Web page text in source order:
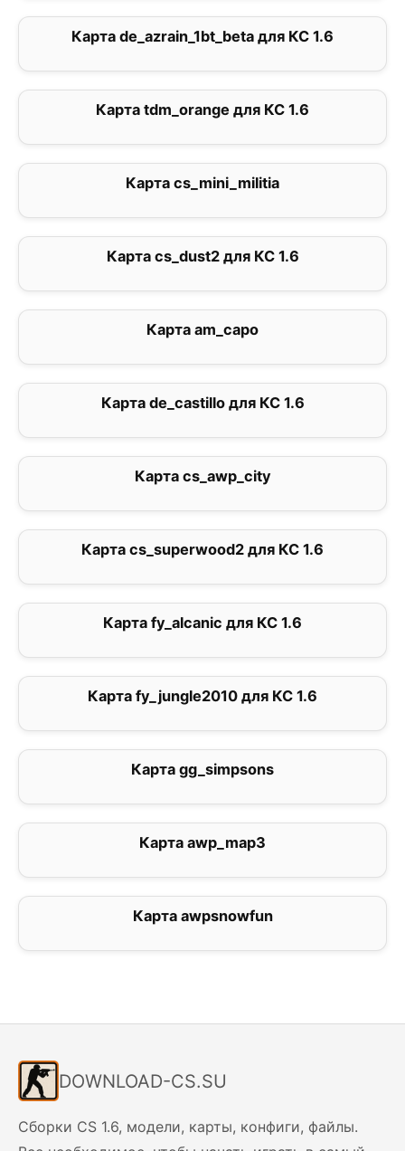
Карта de_azrain_1bt_beta для КС 1.6
Карта tdm_orange для КС 1.6
Карта cs_mini_militia
Карта cs_dust2 для КС 1.6
Карта am_capo
Карта de_castillo для КС 1.6
Карта cs_awp_city
Карта cs_superwood2 для КС 1.6
Карта fy_alcanic для КС 1.6
Карта fy_jungle2010 для КС 1.6
Карта gg_simpsons
Карта awp_map3
Карта awpsnowfun
DOWNLOAD-CS.SU
Сборки CS 1.6, модели, карты, конфиги, файлы.